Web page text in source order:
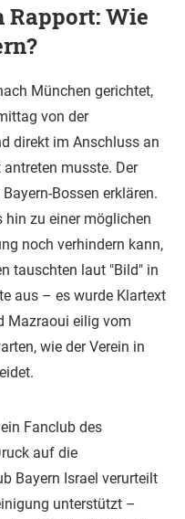
Rapport: Wie
München gerichtet,
von der
direkt im Anschluss an
musste. Der
Bossen erklären.
zu einer möglichen
noch verhindern kann,
tauschten laut "Bild" in
aus – es wurde Klartext
Mazraoui eilig vom
wie der Verein in
Fanclub des
auf die
Bayern Israel verurteilt
unterstützt –